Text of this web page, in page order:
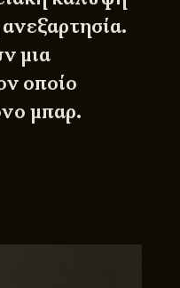
μια
οποίο
μπαρ.